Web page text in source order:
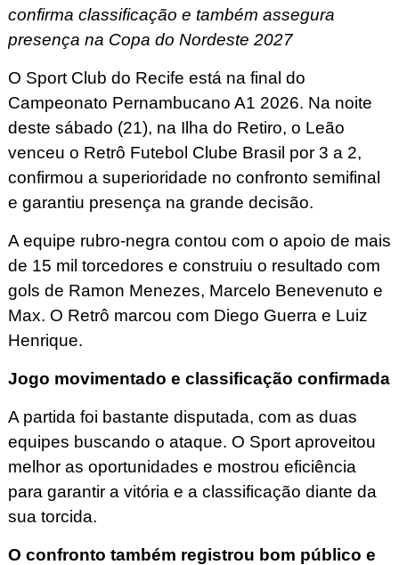
confirma classificação e também assegura
presença na Copa do Nordeste 2027
O Sport Club do Recife está na final do
Campeonato Pernambucano A1 2026. Na noite
deste sábado (21), na Ilha do Retiro, o Leão
venceu o Retrô Futebol Clube Brasil por 3 a 2,
confirmou a superioridade no confronto semifinal
e garantiu presença na grande decisão.
A equipe rubro-negra contou com o apoio de mais
de 15 mil torcedores e construiu o resultado com
gols de Ramon Menezes, Marcelo Benevenuto e
Max. O Retrô marcou com Diego Guerra e Luiz
Henrique.
Jogo movimentado e classificação confirmada
A partida foi bastante disputada, com as duas
equipes buscando o ataque. O Sport aproveitou
melhor as oportunidades e mostrou eficiência
para garantir a vitória e a classificação diante da
sua torcida.
O confronto também registrou bom público e